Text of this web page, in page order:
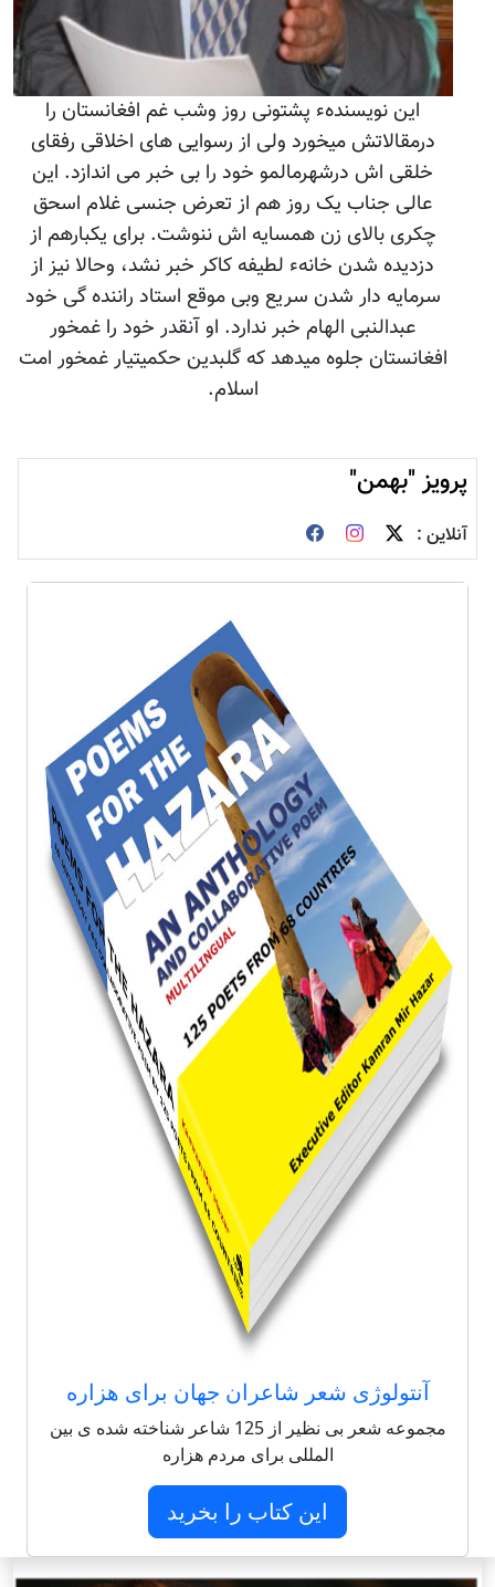
این نویسندهء پشتونی روز وشب غم افغانستان را
درمقالاتش میخورد ولی از رسوایی های اخلاقی رفقای
خلقی اش درشهرمالمو خود را بی خبر می اندازد. این
عالی جناب یک روز هم از تعرض جنسی غلام اسحق
چکری بالای زن همسایه اش ننوشت. برای یکبارهم از
دزدیده شدن خانهء لطیفه کاکر خبر نشد، وحالا نیز از
سرمایه دار شدن سریع وبی موقع استاد راننده گی خود
عبدالنبی الهام خبر ندارد. او آنقدر خود را غمخور
افغانستان جلوه میدهد که گلبدین حکمیتیار غمخور امت
اسلام.
پرویز "بهمن"
آنلاین :
آنتولوژی شعر شاعران جهان برای هزاره
مجموعه شعر بی نظیر از 125 شاعر شناخته شده ی بین
المللی برای مردم هزاره
این کتاب را بخرید